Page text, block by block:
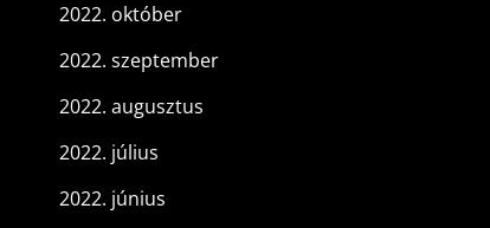
2022. október
2022. szeptember
2022. augusztus
2022. július
2022. június